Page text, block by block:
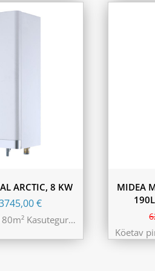
ARCTIC, 8 KW
€
Kasutegur…
MIDEA
Köetav